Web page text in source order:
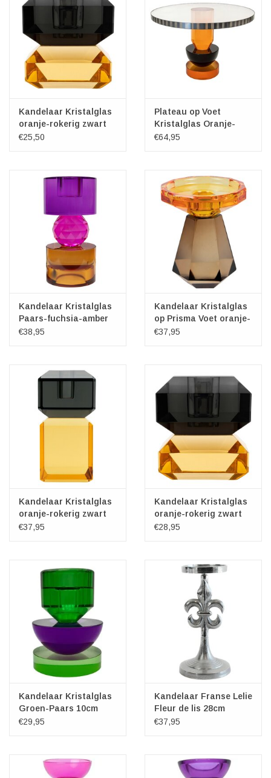
Kandelaar Kristalglas
oranje-rokerig zwart
6cm
€25,50
Plateau op Voet
Kristalglas Oranje-
Zwart
€64,95
Kandelaar Kristalglas
Paars-fuchsia-amber
14,5cm
€38,95
Kandelaar Kristalglas
op Prisma Voet oranje-
bruin 12cm
€37,95
Kandelaar Kristalglas
oranje-rokerig zwart
12cm
€37,95
Kandelaar Kristalglas
oranje-rokerig zwart
8cm
€28,95
Kandelaar Kristalglas
Groen-Paars 10cm
€29,95
Kandelaar Franse Lelie
Fleur de lis 28cm
metaal
€37,95